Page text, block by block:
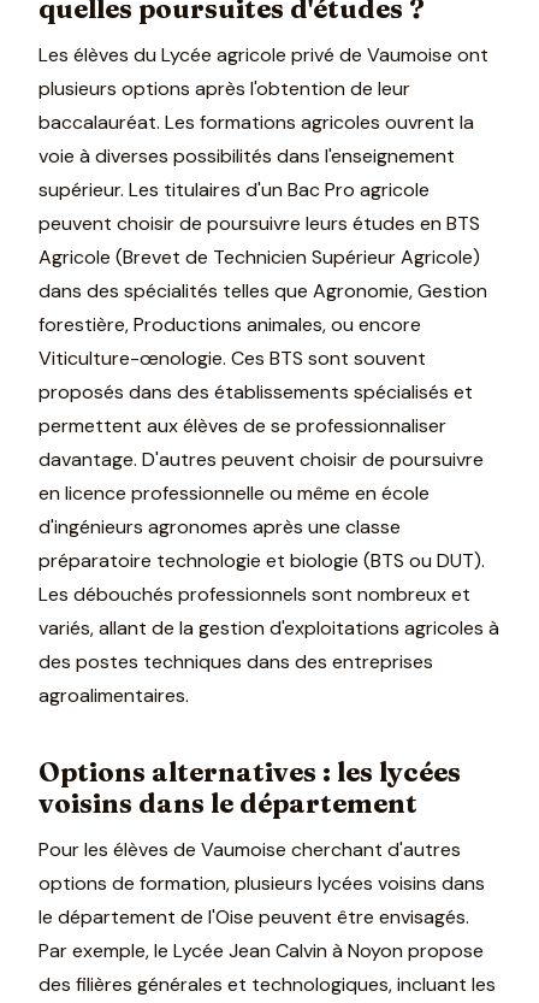
quelles poursuites d'études ?
Les élèves du Lycée agricole privé de Vaumoise ont
plusieurs options après l'obtention de leur
baccalauréat. Les formations agricoles ouvrent la
voie à diverses possibilités dans l'enseignement
supérieur. Les titulaires d'un Bac Pro agricole
peuvent choisir de poursuivre leurs études en BTS
Agricole (Brevet de Technicien Supérieur Agricole)
dans des spécialités telles que Agronomie, Gestion
forestière, Productions animales, ou encore
Viticulture-œnologie. Ces BTS sont souvent
proposés dans des établissements spécialisés et
permettent aux élèves de se professionnaliser
davantage. D'autres peuvent choisir de poursuivre
en licence professionnelle ou même en école
d'ingénieurs agronomes après une classe
préparatoire technologie et biologie (BTS ou DUT).
Les débouchés professionnels sont nombreux et
variés, allant de la gestion d'exploitations agricoles à
des postes techniques dans des entreprises
agroalimentaires.
Options alternatives : les lycées
voisins dans le département
Pour les élèves de Vaumoise cherchant d'autres
options de formation, plusieurs lycées voisins dans
le département de l'Oise peuvent être envisagés.
Par exemple, le Lycée Jean Calvin à Noyon propose
des filières générales et technologiques, incluant les